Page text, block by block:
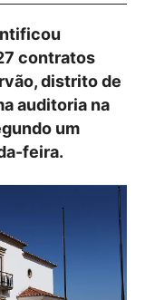
contratos
distrito de
auditoria na
um
feira.